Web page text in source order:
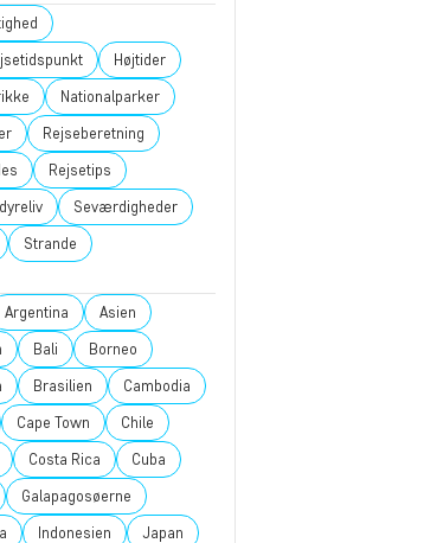
Højtider
Nationalparker
Rejseberetning
Rejsetips
Seværdigheder
Strande
Argentina Asien
Bali Borneo
Brasilien Cambodia
Cape Town Chile
Costa Rica Cuba
Galapagosøerne
Indonesien Japan